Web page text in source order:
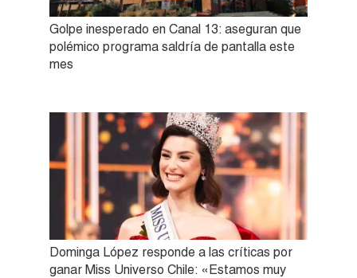
Golpe inesperado en Canal 13: aseguran que
polémico programa saldría de pantalla este
mes
Dominga López responde a las críticas por
ganar Miss Universo Chile: «Estamos muy